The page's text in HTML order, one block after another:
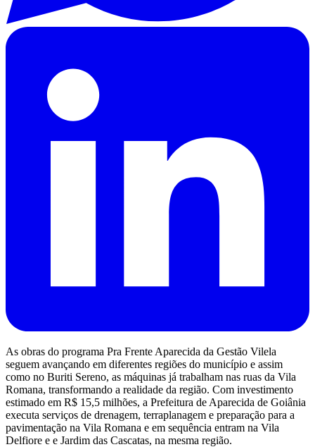
As obras do programa Pra Frente Aparecida da Gestão Vilela
seguem avançando em diferentes regiões do município e assim
como no Buriti Sereno, as máquinas já trabalham nas ruas da Vila
Romana, transformando a realidade da região. Com investimento
estimado em R$ 15,5 milhões, a Prefeitura de Aparecida de Goiânia
executa serviços de drenagem, terraplanagem e preparação para a
pavimentação na Vila Romana e em sequência entram na Vila
Delfiore e e Jardim das Cascatas, na mesma região.